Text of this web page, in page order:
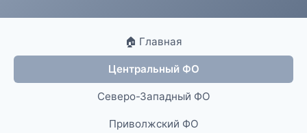
🏠 Главная
Центральный ФО
Северо-Западный ФО
Приволжский ФО